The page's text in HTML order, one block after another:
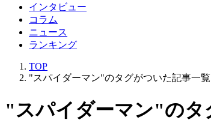
インタビュー
コラム
ニュース
ランキング
TOP
"スパイダーマン"のタグがついた記事一覧
"スパイダーマン"のタ